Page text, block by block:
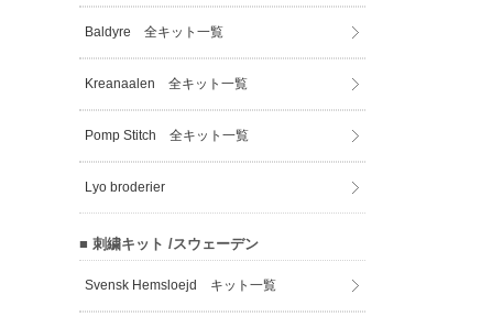
Baldyre 全キット一覧
Kreanaalen 全キット一覧
Pomp Stitch 全キット一覧
Lyo broderier
■ 刺繍キット /スウェーデン
Svensk Hemsloejd キット一覧